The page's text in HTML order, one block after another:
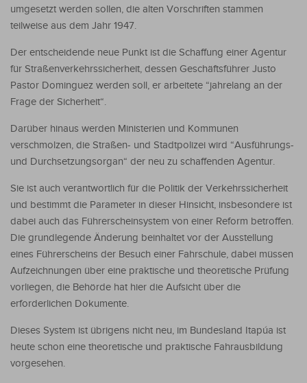
umgesetzt werden sollen, die alten Vorschriften stammen
teilweise aus dem Jahr 1947.
Der entscheidende neue Punkt ist die Schaffung einer Agentur
für Straßenverkehrssicherheit, dessen Geschäftsführer Justo
Pastor Dominguez werden soll, er arbeitete “jahrelang an der
Frage der Sicherheit“.
Darüber hinaus werden Ministerien und Kommunen
verschmolzen, die Straßen- und Stadtpolizei wird “Ausführungs-
und Durchsetzungsorgan“ der neu zu schaffenden Agentur.
Sie ist auch verantwortlich für die Politik der Verkehrssicherheit
und bestimmt die Parameter in dieser Hinsicht, insbesondere ist
dabei auch das Führerscheinsystem von einer Reform betroffen.
Die grundlegende Änderung beinhaltet vor der Ausstellung
eines Führerscheins der Besuch einer Fahrschule, dabei müssen
Aufzeichnungen über eine praktische und theoretische Prüfung
vorliegen, die Behörde hat hier die Aufsicht über die
erforderlichen Dokumente.
Dieses System ist übrigens nicht neu, im Bundesland Itapúa ist
heute schon eine theoretische und praktische Fahrausbildung
vorgesehen.